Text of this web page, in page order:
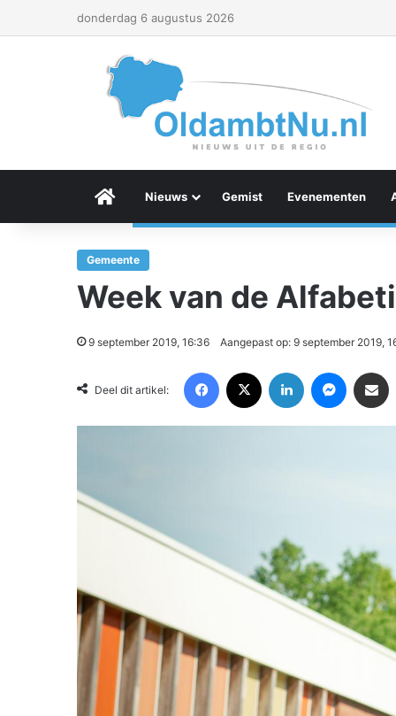
donderdag 6 augustus 2026
Menu Item
Nieuws Gemist Evenementen
Gemeente
Week van de
9 september 2019, 16:36 Aangepast op: 9 september 2019,
Deel dit artikel: